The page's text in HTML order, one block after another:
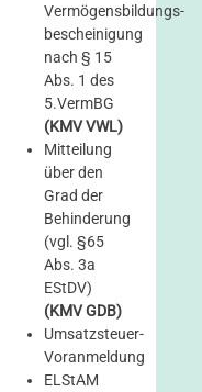
Vermögensbildungs­
bescheinigung
nach § 15
Abs. 1 des
5.VermBG
(KMV VWL)
Mitteilung
über den
Grad der
Behinderung
(vgl. §65
Abs. 3a
EStDV)
(KMV GDB)
Umsatzsteuer-
Voranmeldung
ELStAM